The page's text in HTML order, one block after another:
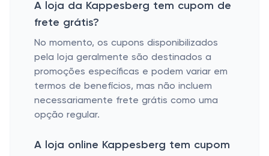
A loja da Kappesberg tem cupom de
frete grátis?
No momento, os cupons disponibilizados
pela loja geralmente são destinados a
promoções específicas e podem variar em
termos de benefícios, mas não incluem
necessariamente frete grátis como uma
opção regular.
A loja online Kappesberg tem cupom